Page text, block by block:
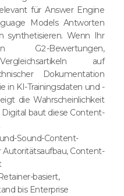
für Answer Engine
Models Antworten
synthetisieren. Wenn Ihr
Bewertungen,
auf
Dokumentation
in KI-Trainingsdaten und -
die Wahrscheinlichkeit
baut diese Content-
Sound-Content-
Content-
basiert,
bis Enterprise